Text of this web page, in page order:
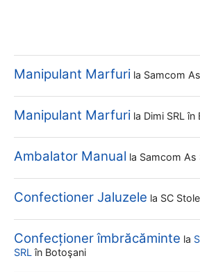
Manipulant Marfuri la Samcom
Manipulant Marfuri la Dimi SRL în
Ambalator Manual la Samcom As
Confectioner Jaluzele la SC
Confecționer îmbrăcăminte la
SRL în Botoşani